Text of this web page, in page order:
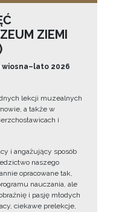
ZIEMI
2026
lekcji muzealnych
a także w
i
i angażujący sposób
naszego
opracowane tak,
nauczania, ale
i pasję młodych
ciekawe prelekcje,